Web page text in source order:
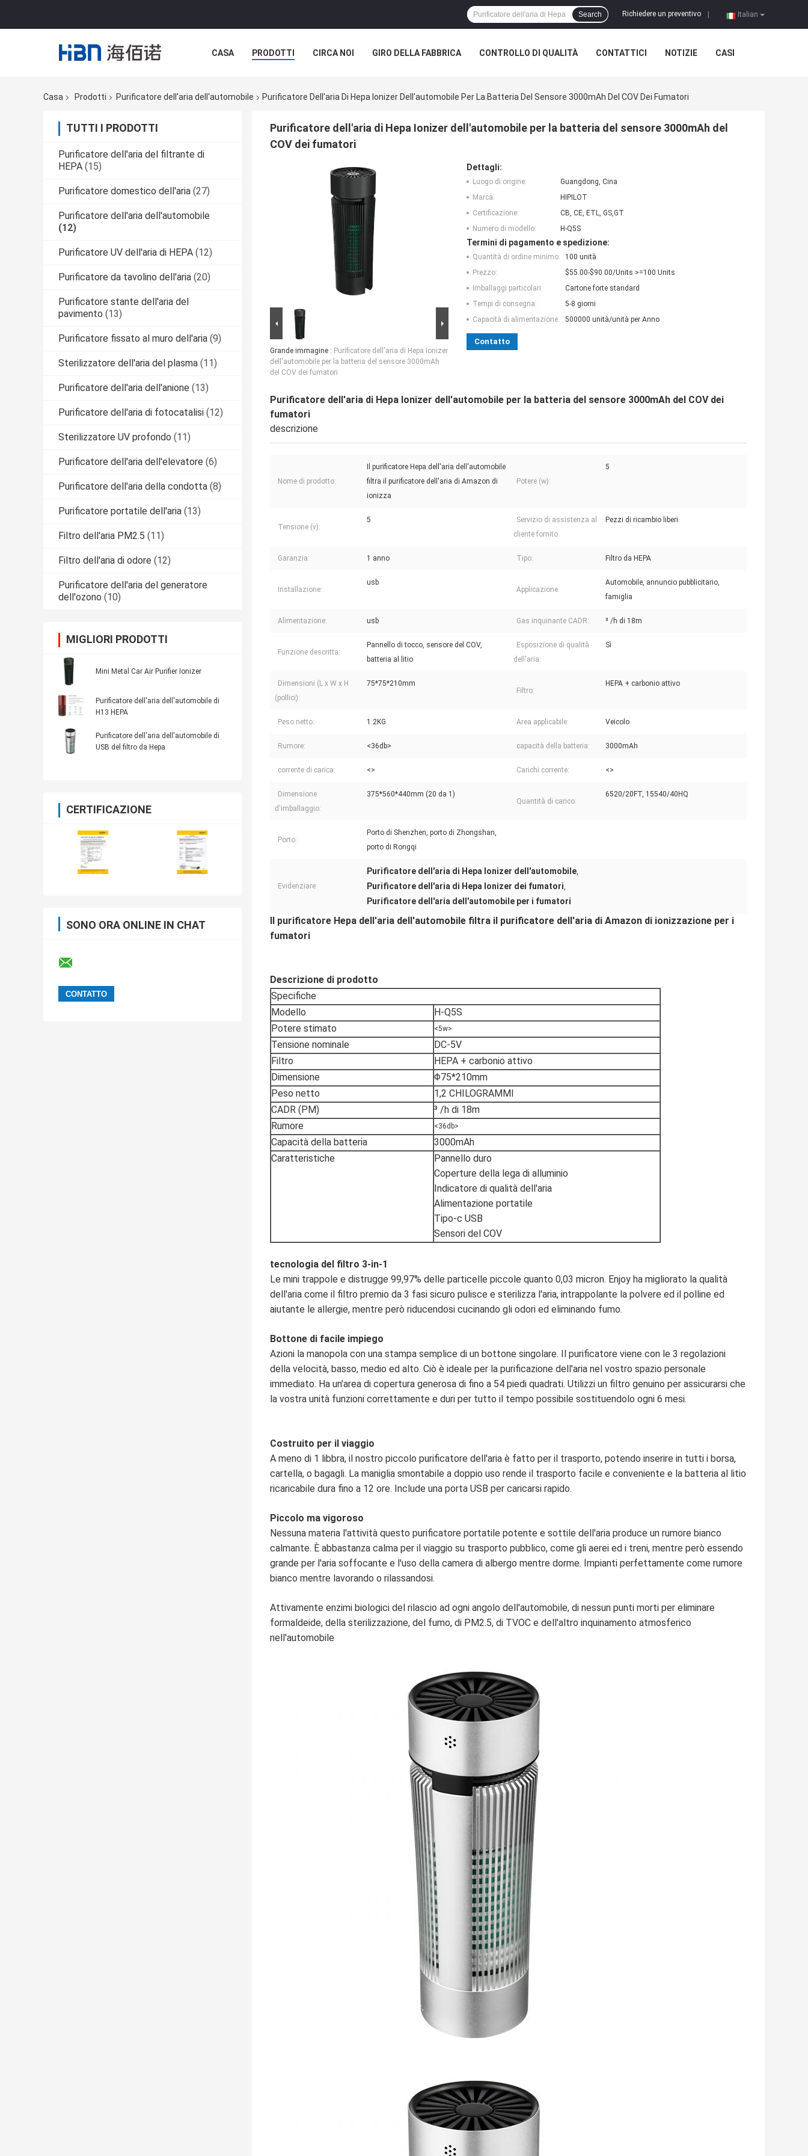
Italian
Richiedere un preventivo
Search
CASA PRODOTTI CIRCA NOI GIRO DELLA FABBRICA CONTROLLO DI QUALITÀ CONTATTICI NOTIZIE CASI
Casa Prodotti Purificatore dell'aria dell'automobile Purificatore Dell'aria Di Hepa Ionizer Dell'automobile Per La Batteria Del Sensore 3000mAh Del COV Dei Fumatori
TUTTI I PRODOTTI
Purificatore dell'aria del filtrante di
HEPA (15)
Purificatore domestico dell'aria (27)
Purificatore dell'aria dell'automobile
(12)
Purificatore UV dell'aria di HEPA (12)
Purificatore da tavolino dell'aria (20)
Purificatore stante dell'aria del
pavimento (13)
Purificatore fissato al muro dell'aria (9)
Sterilizzatore dell'aria del plasma (11)
Purificatore dell'aria dell'anione (13)
Purificatore dell'aria di fotocatalisi (12)
Sterilizzatore UV profondo (11)
Purificatore dell'aria dell'elevatore (6)
Purificatore dell'aria della condotta (8)
Purificatore portatile dell'aria (13)
Filtro dell'aria PM2.5 (11)
Filtro dell'aria di odore (12)
Purificatore dell'aria del generatore
dell'ozono (10)
MIGLIORI PRODOTTI
Mini Metal Car Air Purifier Ionizer
Purificatore dell'aria dell'automobile di
H13 HEPA
Purificatore dell'aria dell'automobile di
USB del filtro da Hepa
CERTIFICAZIONE
SONO ORA ONLINE IN CHAT
Purificatore dell'aria di Hepa Ionizer dell'automobile per la batteria del sensore 3000mAh del
COV dei fumatori
Grande immagine : Purificatore dell'aria di Hepa Ionizer
dell'automobile per la batteria del sensore 3000mAh
del COV dei fumatori
Dettagli:
Luogo di origine:
Guangdong, Cina
Marca:
HIPILOT
Certificazione:
CB, CE, ETL, GS,GT
Numero di modello:
H-Q5S
Termini di pagamento e spedizione:
Quantità di ordine minimo:
100 unità
Prezzo:
$55.00-$90.00/Units >=100 Units
Imballaggi particolari:
Cartone forte standard
Tempi di consegna:
5-8 giorni
Capacità di alimentazione:
500000 unità/unità per Anno
Contatto
Purificatore dell'aria di Hepa Ionizer dell'automobile per la batteria del sensore 3000mAh del COV dei
fumatori
descrizione
Nome di prodotto:
Il purificatore Hepa dell'aria dell'automobile
filtra il purificatore dell'aria di Amazon di
ionizza
Potere (w):
5
Tensione (v):
5
Servizio di assistenza al
cliente fornito:
Pezzi di ricambio liberi
Garanzia: 1 anno Tipo: Filtro da HEPA
Installazione:
usb
Applicazione:
Automobile, annuncio pubblicitario,
famiglia
Alimentazione: usb Gas inquinante CADR: ³ /h di 18m
Funzione descritta:
Pannello di tocco, sensore del COV,
batteria al litio
Esposizione di qualità
dell'aria:
Sì
Dimensioni (L x W x H
(pollici):
75*75*210mm
Filtro:
HEPA + carbonio attivo
Peso netto: 1.2KG Area applicabile: Veicolo
Rumore: <36db> capacità della batteria: 3000mAh
corrente di carica: <> Carichi corrente: <>
Dimensione
d'imballaggio:
375*560*440mm (20 da 1)
Quantità di carico:
6520/20FT, 15540/40HQ
Porto:
Porto di Shenzhen, porto di Zhongshan,
porto di Rongqi
Evidenziare:
Purificatore dell'aria di Hepa Ionizer dell'automobile,
Purificatore dell'aria di Hepa Ionizer dei fumatori,
Purificatore dell'aria dell'automobile per i fumatori
Il purificatore Hepa dell'aria dell'automobile filtra il purificatore dell'aria di Amazon di ionizzazione per i
fumatori
Descrizione di prodotto
Specifiche
Modello
H-Q5S
Potere stimato
<5w>
Tensione nominale
DC-5V
Filtro
HEPA + carbonio attivo
Dimensione
Φ75*210mm
Peso netto
1,2 CHILOGRAMMI
CADR (PM)
³ /h di 18m
Rumore
<36db>
Capacità della batteria
3000mAh
Caratteristiche
Pannello duro
Coperture della lega di alluminio
Indicatore di qualità dell'aria
Alimentazione portatile
Tipo-c USB
Sensori del COV
tecnologia del filtro 3-in-1
Le mini trappole e distrugge 99,97% delle particelle piccole quanto 0,03 micron. Enjoy ha migliorato la qualità
dell'aria come il filtro premio da 3 fasi sicuro pulisce e sterilizza l'aria, intrappolante la polvere ed il polline ed
aiutante le allergie, mentre però riducendosi cucinando gli odori ed eliminando fumo.
Bottone di facile impiego
Azioni la manopola con una stampa semplice di un bottone singolare. Il purificatore viene con le 3 regolazioni
della velocità, basso, medio ed alto. Ciò è ideale per la purificazione dell'aria nel vostro spazio personale
immediato. Ha un'area di copertura generosa di fino a 54 piedi quadrati. Utilizzi un filtro genuino per assicurarsi che
la vostra unità funzioni correttamente e duri per tutto il tempo possibile sostituendolo ogni 6 mesi.
Costruito per il viaggio
A meno di 1 libbra, il nostro piccolo purificatore dell'aria è fatto per il trasporto, potendo inserire in tutti i borsa,
cartella, o bagagli. La maniglia smontabile a doppio uso rende il trasporto facile e conveniente e la batteria al litio
ricaricabile dura fino a 12 ore. Include una porta USB per caricarsi rapido.
Piccolo ma vigoroso
Nessuna materia l'attività questo purificatore portatile potente e sottile dell'aria produce un rumore bianco
calmante. È abbastanza calma per il viaggio su trasporto pubblico, come gli aerei ed i treni, mentre però essendo
grande per l'aria soffocante e l'uso della camera di albergo mentre dorme. Impianti perfettamente come rumore
bianco mentre lavorando o rilassandosi.
Attivamente enzimi biologici del rilascio ad ogni angolo dell'automobile, di nessun punti morti per eliminare
formaldeide, della sterilizzazione, del fumo, di PM2.5, di TVOC e dell'altro inquinamento atmosferico
nell'automobile